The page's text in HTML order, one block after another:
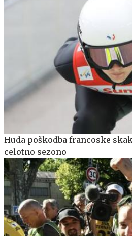
Huda poškodba francoske
celotno sezono